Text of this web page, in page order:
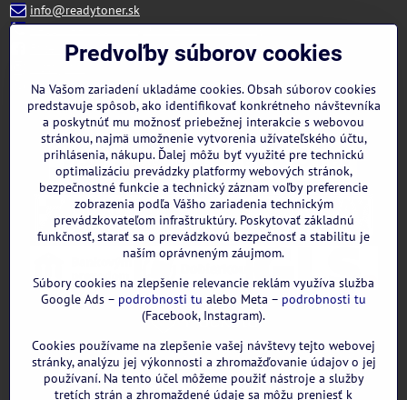
info@readytoner.sk
+421 944 322 536 (PO-PIA: 09:00- 15:00)
Facebook
WhatsApp
GOOGLE recenzie:
Predvoľby súborov cookies
Na Vašom zariadení ukladáme cookies. Obsah súborov cookies
predstavuje spôsob, ako identifikovať konkrétneho návštevníka
a poskytnúť mu možnosť priebežnej interakcie s webovou
stránkou, najmä umožnenie vytvorenia užívateľského účtu,
prihlásenia, nákupu. Ďalej môžu byť využité pre technickú
optimalizáciu prevádzky platformy webových stránok,
bezpečnostné funkcie a technický záznam voľby preferencie
zobrazenia podľa Vášho zariadenia technickým
prevádzkovateľom infraštruktúry. Poskytovať základnú
funkčnosť, starať sa o prevádzkovú bezpečnosť a stabilitu je
naším oprávneným záujmom.
Súbory cookies na zlepšenie relevancie reklám využíva služba
Google Ads – podrobnosti tu alebo Meta – podrobnosti tu
(Facebook, Instagram).
Cookies používame na zlepšenie vašej návštevy tejto webovej
stránky, analýzu jej výkonnosti a zhromažďovanie údajov o jej
používaní. Na tento účel môžeme použiť nástroje a služby
tretích strán a zhromaždené údaje sa môžu preniesť k